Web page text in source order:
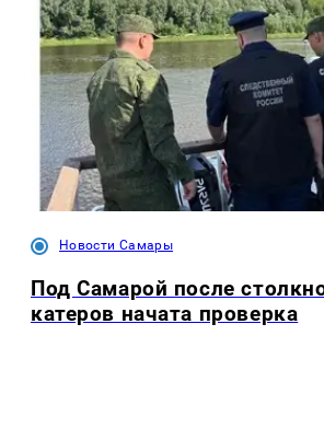
Новости Самары
Под Самарой после
катеров начата проверка